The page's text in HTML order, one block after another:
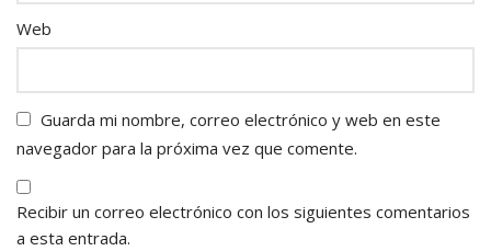
Web
Guarda mi nombre, correo electrónico y web en este
navegador para la próxima vez que comente.
Recibir un correo electrónico con los siguientes comentarios
a esta entrada.